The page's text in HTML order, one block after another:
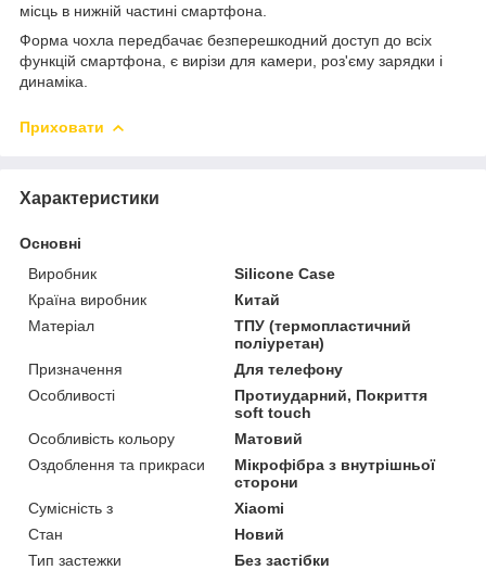
місць в нижній частині смартфона.
Форма чохла передбачає безперешкодний доступ до всіх
функцій смартфона, є вирізи для камери, роз'єму зарядки і
динаміка.
Приховати
Характеристики
Основні
Виробник
Silicone Case
Країна виробник
Китай
Матеріал
ТПУ (термопластичний
поліуретан)
Призначення
Для телефону
Особливості
Протиударний, Покриття
soft touch
Особливість кольору
Матовий
Оздоблення та прикраси
Мікрофібра з внутрішньої
сторони
Сумісність з
Xiaomi
Стан
Новий
Тип застежки
Без застібки